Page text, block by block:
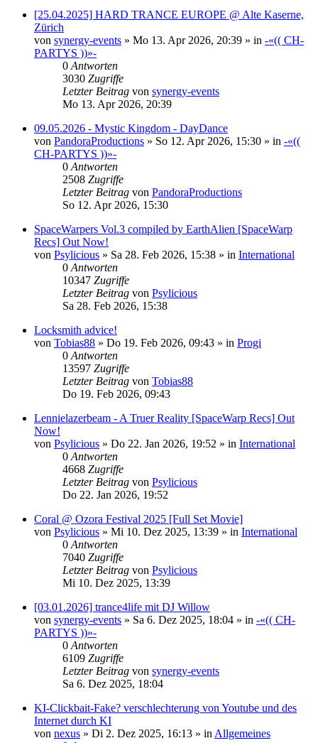
[25.04.2025] HARD TRANCE EUROPE @ Alte Kaserne,
Zürich
von synergy-events » Mo 13. Apr 2026, 20:39 » in -«(( CH-
PARTYS ))»-
0 Antworten
3030 Zugriffe
Letzter Beitrag von synergy-events
Mo 13. Apr 2026, 20:39
09.05.2026 - Mystic Kingdom - DayDance
von PandoraProductions » So 12. Apr 2026, 15:30 » in -«((
CH-PARTYS ))»-
0 Antworten
2508 Zugriffe
Letzter Beitrag von PandoraProductions
So 12. Apr 2026, 15:30
SpaceWarpers Vol.3 compiled by EarthAlien [SpaceWarp
Recs] Out Now!
von Psylicious » Sa 28. Feb 2026, 15:38 » in International
0 Antworten
10347 Zugriffe
Letzter Beitrag von Psylicious
Sa 28. Feb 2026, 15:38
Locksmith advice!
von Tobias88 » Do 19. Feb 2026, 09:43 » in Progi
0 Antworten
13597 Zugriffe
Letzter Beitrag von Tobias88
Do 19. Feb 2026, 09:43
Lennielazerbeam - A Truer Reality [SpaceWarp Recs] Out
Now!
von Psylicious » Do 22. Jan 2026, 19:52 » in International
0 Antworten
4668 Zugriffe
Letzter Beitrag von Psylicious
Do 22. Jan 2026, 19:52
Coral @ Ozora Festival 2025 [Full Set Movie]
von Psylicious » Mi 10. Dez 2025, 13:39 » in International
0 Antworten
7040 Zugriffe
Letzter Beitrag von Psylicious
Mi 10. Dez 2025, 13:39
[03.01.2026] trance4life mit DJ Willow
von synergy-events » Sa 6. Dez 2025, 18:04 » in -«(( CH-
PARTYS ))»-
0 Antworten
6109 Zugriffe
Letzter Beitrag von synergy-events
Sa 6. Dez 2025, 18:04
KI-Clickbait-Fake? verschlechterung von Youtube und des
Internet durch KI
von nexus » Di 2. Dez 2025, 16:13 » in Allgemeines